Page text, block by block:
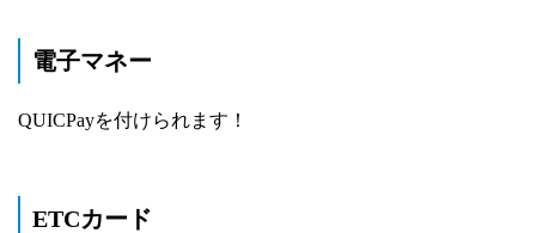
電子マネー
QUICPayを付けられます！
ETCカード